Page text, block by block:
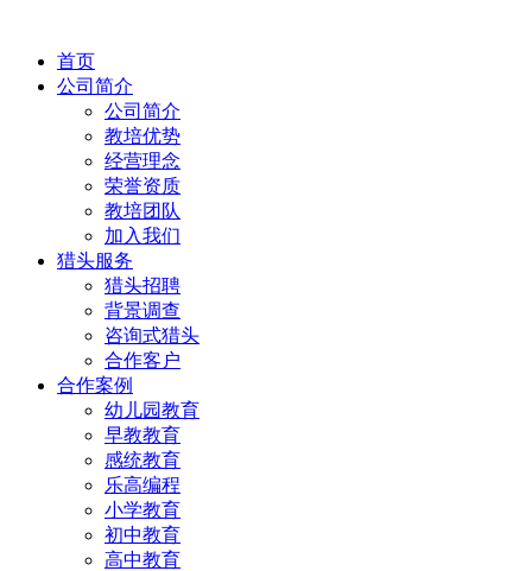
首页
公司简介
公司简介
教培优势
经营理念
荣誉资质
教培团队
加入我们
猎头服务
猎头招聘
背景调查
咨询式猎头
合作客户
合作案例
幼儿园教育
早教教育
感统教育
乐高编程
小学教育
初中教育
高中教育